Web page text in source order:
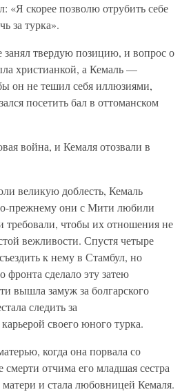
«Я скорее позволю отрубить себе
за турка».
занял твердую позицию, и вопрос о
христианкой, а Кемаль —
он не тешил себя иллюзиями,
посетить бал в оттоманском
война, и Кемаля отозвали в
великую доблесть, Кемаль
прежнему они с Мити любили
требовали, чтобы их отношения не
вежливости. Спустя четыре
к нему в Стамбул, но
фронта сделало эту затею
вышла замуж за болгарского
следить за
своего юного турка.
когда она порвала со
отчима его младшая сестра
и стала любовницей Кемаля.